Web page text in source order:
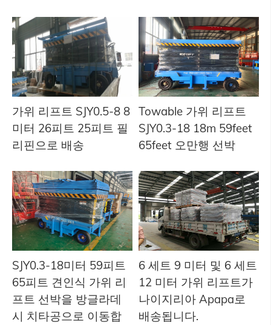
가위 리프트 SJY0.5-8 8
미터 26피트 25피트 필
리핀으로 배송
Towable 가위 리프트
SJY0.3-18 18m 59feet
65feet 오만행 선박
SJY0.3-18미터 59피트
65피트 견인식 가위 리
프트 선박을 방글라데
시 치타공으로 이동합
6 세트 9 미터 및 6 세트
12 미터 가위 리프트가
나이지리아 Apapa로
배송됩니다.